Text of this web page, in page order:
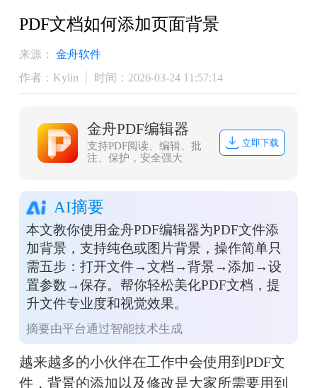
PDF文档如何添加页面背景
来源：
金舟软件
作者：Kylin
时间：2026-03-24 11:57:14
金舟PDF编辑器
支持PDF阅读、编辑、批
注、保护，安全强大
立即下载
AI摘要
本文教你使用金舟PDF编辑器为PDF文件添
加背景，支持纯色或图片背景，操作简单只
需五步：打开文件→文档→背景→添加→设
置参数→保存。帮你轻松美化PDF文档，提
升文件专业度和视觉效果。
摘要由平台通过智能技术生成
越来越多的小伙伴在工作中会使用到PDF文
件，背景的添加以及修改是大家所需要用到